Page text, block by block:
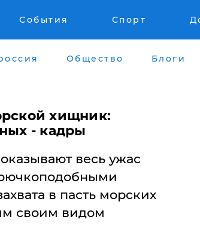
События Спорт
Общество Блоги
хищник:
- кадры
весь ужас
в пасть морских
своим видом